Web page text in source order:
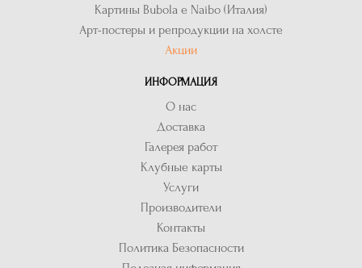
Картины Bubola e Naibo (Италия)
Арт-постеры и репродукции на холсте
Акции
ИНФОРМАЦИЯ
О нас
Доставка
Галерея работ
Клубные карты
Услуги
Производители
Контакты
Политика Безопасности